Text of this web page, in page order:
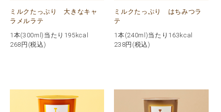
ミルクたっぷり 大きなキャ
ラメルラテ
1本(300ml)当たり195kcal
268 円(税込)
ミルクたっぷり はちみつラ
テ
1本(240ml)当たり163kcal
238円(税込)